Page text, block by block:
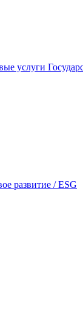
услуги
развитие / ESG